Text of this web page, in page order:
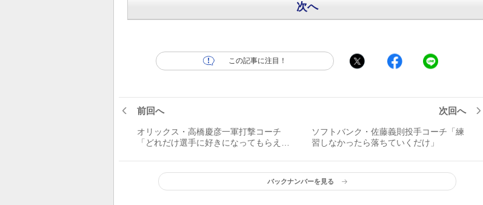
次へ
この記事に注目！
前回へ
オリックス・高橋慶彦一軍打撃コーチ
「どれだけ選手に好きになってもらえる
次回へ
ソフトバンク・佐藤義則投手コーチ「練
習しなかったら落ちていくだけ」
バックナンバーを見る